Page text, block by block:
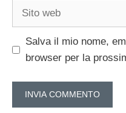
Sito
Salva il mio nome,
browser per la